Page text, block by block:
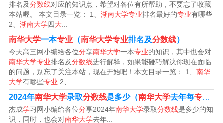
年南华大学在湖南省物理类（本科批、普通类、专业组10
物+不限）录取分数线541分，位次47866，最低分差126。
2023年南华大学在湖南省物理类（本科批、普通类、专业
组10物+不限）录取分数线532分，位次54616，最低分差1
17。
文科499分；理科521分。南华大学由中南工学院与衡阳医
学院于2000年3月合并组建，2002年10月，核工业第六研
究所并入。中南工学院的前身是1959年创办的衡阳矿冶工
排名及分数线对应的知识点，希望对各位有所帮助，不要忘了收藏
本站喔。 本文目录一览： 1、 湖南大学专业排名最好的专业有哪些
2、 湖南大学四大
南华大学一本专业 （南华大学专业排名及分数线）
今天高三网小编给各位分享南华大学一本专业的知识，其中也会对
南华大学专业排名及分数线进行解释，如果能碰巧解决你现在面临
的问题，别忘了关注本站，现在开始吧！本文目录一览： 1、 南华
大学有哪些专业 2、...
2024年南华大学录取分数线是多少（南华大学去年每专业分数线
杰成学习网小编给各位分享2024年南华大学录取分数线是多少的知
识，同时，也会对南华大学去年...